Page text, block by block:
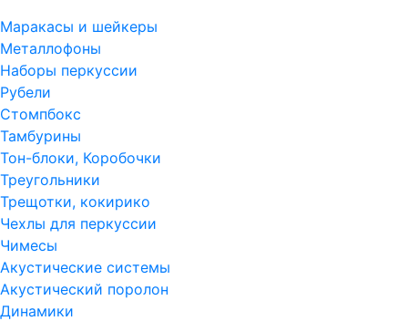
Маракасы и шейкеры
Металлофоны
Наборы перкуссии
Рубели
Стомпбокс
Тамбурины
Тон-блоки, Коробочки
Треугольники
Трещотки, кокирико
Чехлы для перкуссии
Чимесы
Акустические системы
Акустический поролон
Динамики